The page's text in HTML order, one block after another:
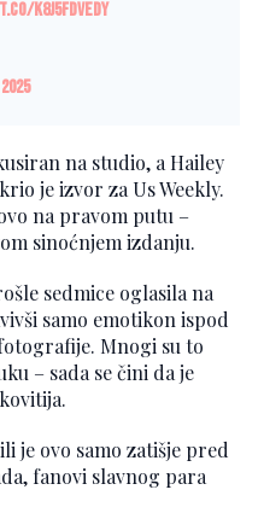
k8j5fdVEdy
na studio, a Hailey
je izvor za Us Weekly.
na pravom putu –
sinoćnjem izdanju.
sedmice oglasila na
samo emotikon ispod
Mnogi su to
– sada se čini da je
je ovo samo zatišje pred
fanovi slavnog para